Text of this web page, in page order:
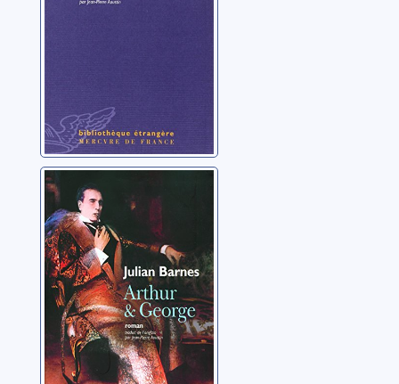
Arthur et George
Barnes, Julian